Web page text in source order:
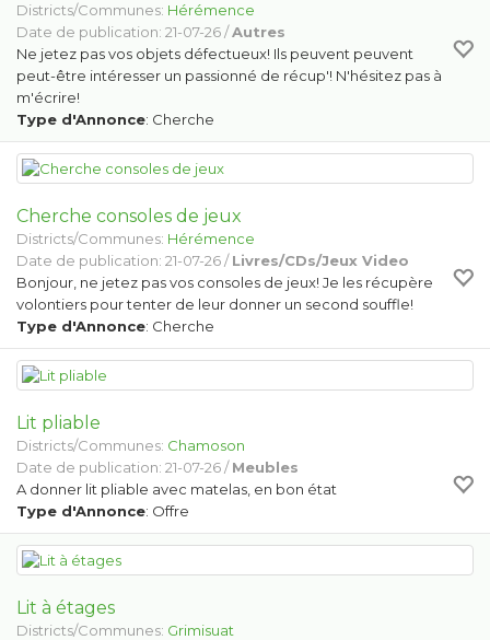
Districts/Communes: Hérémence
Date de publication: 21-07-26 /Autres
Ne jetez pas vos objets défectueux! Ils peuvent peuvent
peut-être intéresser un passionné de récup'! N'hésitez pas à
m'écrire!
Type d'Annonce: Cherche
Cherche consoles de jeux
Districts/Communes: Hérémence
Date de publication: 21-07-26 /Livres/CDs/Jeux Video
Bonjour, ne jetez pas vos consoles de jeux! Je les récupère
volontiers pour tenter de leur donner un second souffle!
Type d'Annonce: Cherche
Lit pliable
Districts/Communes: Chamoson
Date de publication: 21-07-26 /Meubles
A donner lit pliable avec matelas, en bon état
Type d'Annonce: Offre
Lit à étages
Districts/Communes: Grimisuat